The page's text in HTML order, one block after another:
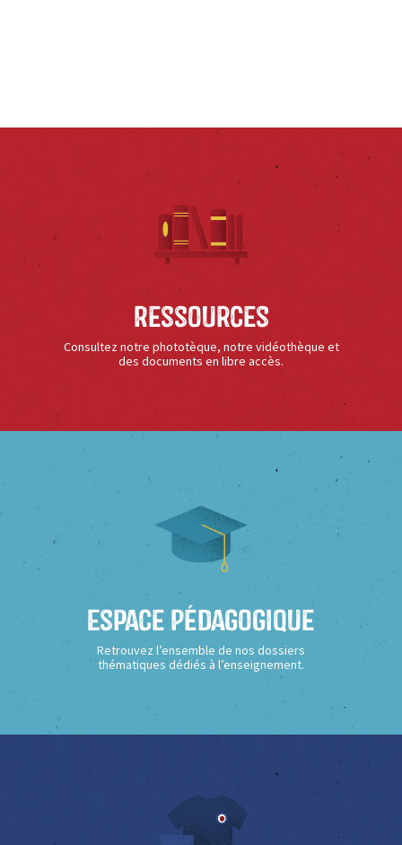
Ressources
Consultez notre phototèque, notre vidéothèque et
des documents en libre accès.
Espace Pédagogique
Retrouvez l’ensemble de nos dossiers
thématiques dédiés à l’enseignement.